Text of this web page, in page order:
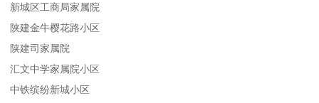
新城区工商局家属院
陕建金牛樱花路小区
陕建司家属院
汇文中学家属院小区
中铁缤纷新城小区